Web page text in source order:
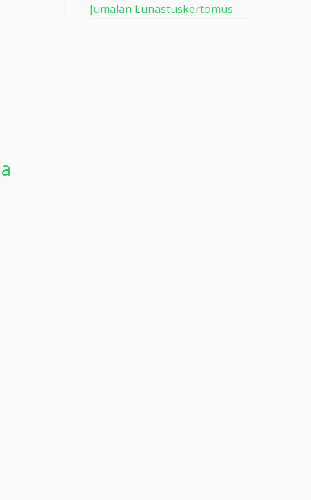
Jumalan Lunastuskertomus